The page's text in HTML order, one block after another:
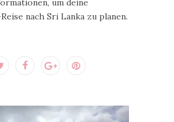
um deine
nach Sri Lanka zu planen.